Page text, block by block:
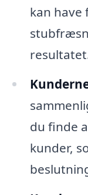
kan have
du finde
kunder,